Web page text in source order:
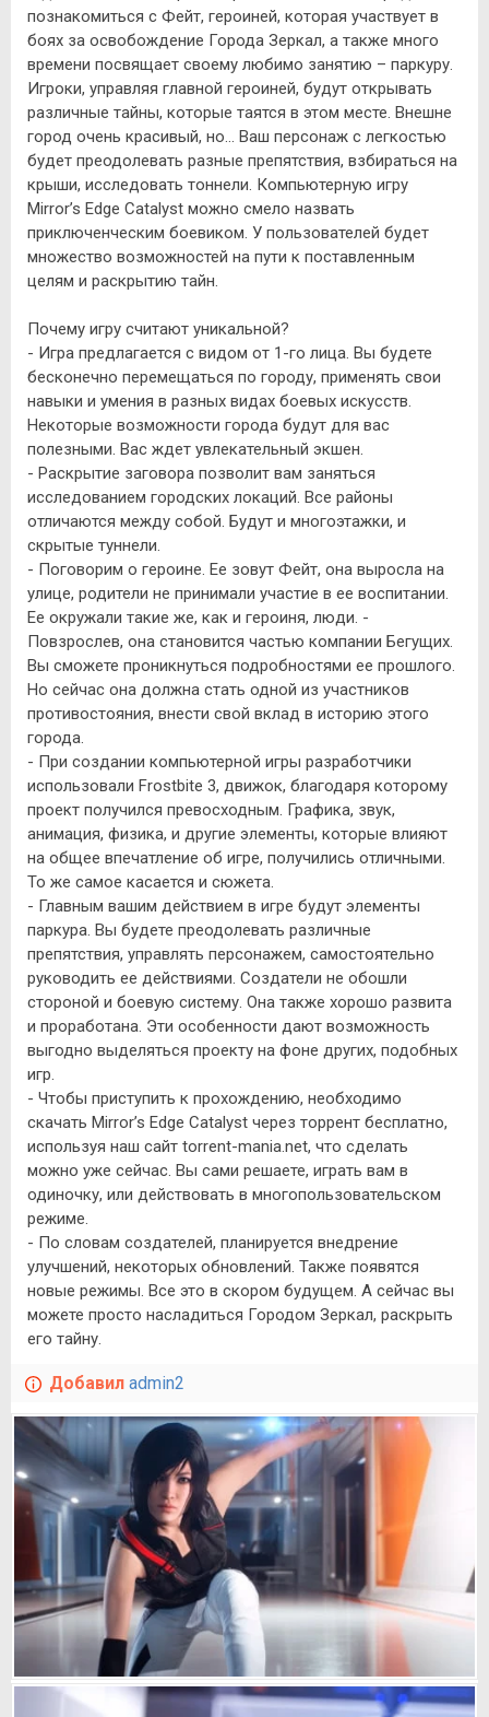
познакомиться с Фейт, героиней, которая участвует в
боях за освобождение Города Зеркал, а также много
времени посвящает своему любимо занятию – паркуру.
Игроки, управляя главной героиней, будут открывать
различные тайны, которые таятся в этом месте. Внешне
город очень красивый, но… Ваш персонаж с легкостью
будет преодолевать разные препятствия, взбираться на
крыши, исследовать тоннели. Компьютерную игру
Mirror’s Edge Catalyst можно смело назвать
приключенческим боевиком. У пользователей будет
множество возможностей на пути к поставленным
целям и раскрытию тайн.
Почему игру считают уникальной?
- Игра предлагается с видом от 1-го лица. Вы будете
бесконечно перемещаться по городу, применять свои
навыки и умения в разных видах боевых искусств.
Некоторые возможности города будут для вас
полезными. Вас ждет увлекательный экшен.
- Раскрытие заговора позволит вам заняться
исследованием городских локаций. Все районы
отличаются между собой. Будут и многоэтажки, и
скрытые туннели.
- Поговорим о героине. Ее зовут Фейт, она выросла на
улице, родители не принимали участие в ее воспитании.
Ее окружали такие же, как и героиня, люди. -
Повзрослев, она становится частью компании Бегущих.
Вы сможете проникнуться подробностями ее прошлого.
Но сейчас она должна стать одной из участников
противостояния, внести свой вклад в историю этого
города.
- При создании компьютерной игры разработчики
использовали Frostbite 3, движок, благодаря которому
проект получился превосходным. Графика, звук,
анимация, физика, и другие элементы, которые влияют
на общее впечатление об игре, получились отличными.
То же самое касается и сюжета.
- Главным вашим действием в игре будут элементы
паркура. Вы будете преодолевать различные
препятствия, управлять персонажем, самостоятельно
руководить ее действиями. Создатели не обошли
стороной и боевую систему. Она также хорошо развита
и проработана. Эти особенности дают возможность
выгодно выделяться проекту на фоне других, подобных
игр.
- Чтобы приступить к прохождению, необходимо
скачать Mirror’s Edge Catalyst через торрент бесплатно,
используя наш сайт torrent-mania.net, что сделать
можно уже сейчас. Вы сами решаете, играть вам в
одиночку, или действовать в многопользовательском
режиме.
- По словам создателей, планируется внедрение
улучшений, некоторых обновлений. Также появятся
новые режимы. Все это в скором будущем. А сейчас вы
можете просто насладиться Городом Зеркал, раскрыть
его тайну.
Добавил admin2